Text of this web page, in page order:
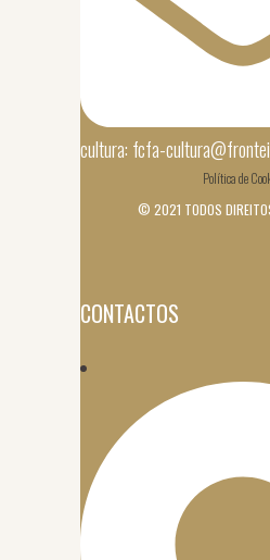
cultura: fcfa-
Política de
© 2021 TODOS
CONTACTOS